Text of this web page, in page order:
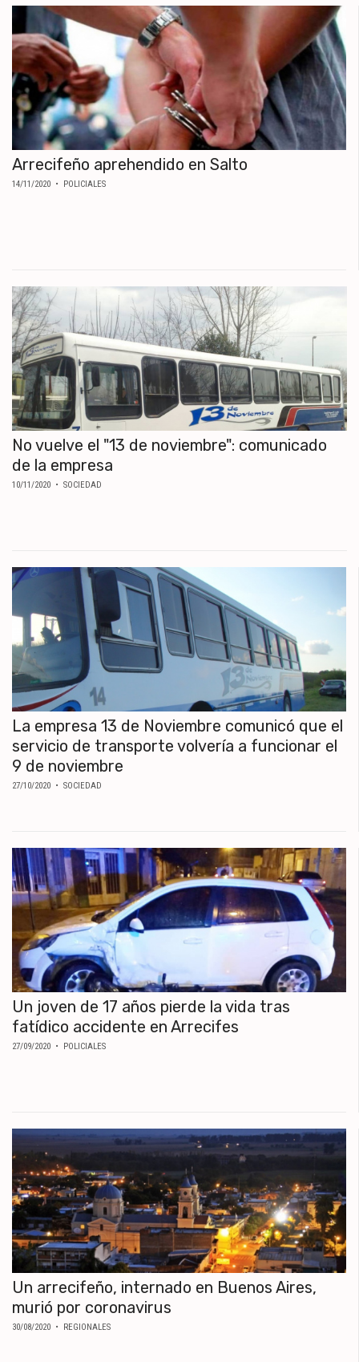
Arrecifeño aprehendido en Salto
14/11/2020 • POLICIALES
No vuelve el "13 de noviembre": comunicado
de la empresa
10/11/2020 • SOCIEDAD
La empresa 13 de Noviembre comunicó que el
servicio de transporte volvería a funcionar el
9 de noviembre
27/10/2020 • SOCIEDAD
Un joven de 17 años pierde la vida tras
fatídico accidente en Arrecifes
27/09/2020 • POLICIALES
Un arrecifeño, internado en Buenos Aires,
murió por coronavirus
30/08/2020 • REGIONALES